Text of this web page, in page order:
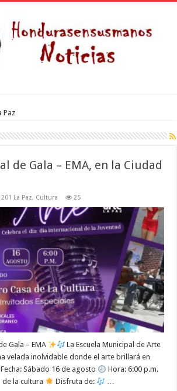
Paz
de Gala – EMA, en la Ciudad
La Paz, Cultura 25
Gala – EMA
La Escuela Municipal de Arte
velada inolvidable donde el arte brillará en
Fecha: Sábado 16 de agosto
Hora: 6:00 p.m.
de la cultura
Disfruta de: …